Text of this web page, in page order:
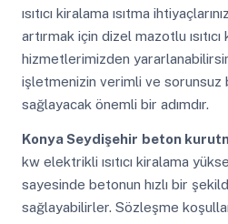
ısıtıcı kiralama ısıtma
artırmak için dizel mazotlu ısıtıcı
hizmetlerimizden
işletmenizin verimli ve sorunsuz
sağlayacak önemli bir adımdır.
Konya Seydişehir beton
kw elektrikli ısıtıcı kiralama
sayesinde betonun hızlı bir
sağlayabilirler. Sözleşme